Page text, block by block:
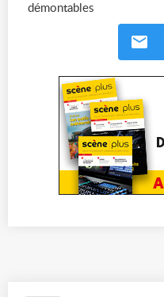
démontables